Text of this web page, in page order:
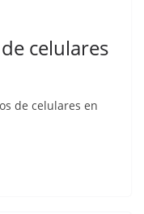
celulares
de celulares en